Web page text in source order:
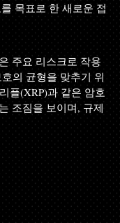
목표로 한 새로운 접
주요 리스크로 작용
의 균형을 맞추기 위
플(XRP)과 같은 암호
조짐을 보이며, 규제